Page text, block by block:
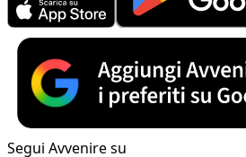
Segui Avvenire su